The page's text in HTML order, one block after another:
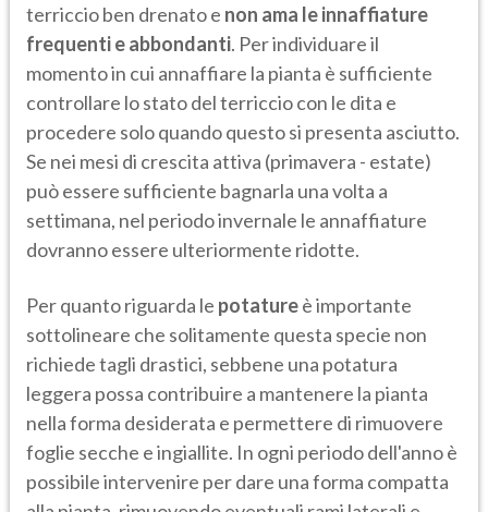
terriccio ben drenato e non ama le innaffiature
frequenti e abbondanti. Per individuare il
momento in cui annaffiare la pianta è sufficiente
controllare lo stato del terriccio con le dita e
procedere solo quando questo si presenta asciutto.
Se nei mesi di crescita attiva (primavera - estate)
può essere sufficiente bagnarla una volta a
settimana, nel periodo invernale le annaffiature
dovranno essere ulteriormente ridotte.
Per quanto riguarda le potatureè importante
sottolineare che solitamente questa specie non
richiede tagli drastici, sebbene una potatura
leggera possa contribuire a mantenere la pianta
nella forma desiderata e permettere di rimuovere
foglie secche e ingiallite. In ogni periodo dell'anno è
possibile intervenire per dare una forma compatta